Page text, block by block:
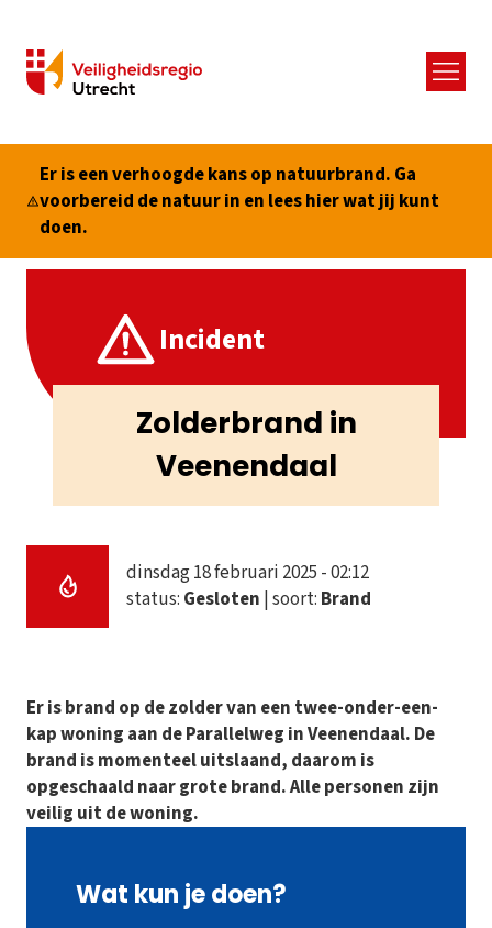
Menu
Er is een verhoogde kans op natuurbrand. Ga
voorbereid de natuur in en lees hier wat jij kunt
doen.
Incident
Zolderbrand in
Veenendaal
dinsdag 18 februari 2025 - 02:12
status: Gesloten | soort: Brand
Er is brand op de zolder van een twee-onder-een-
kap woning aan de Parallelweg in Veenendaal. De
brand is momenteel uitslaand, daarom is
opgeschaald naar grote brand. Alle personen zijn
veilig uit de woning.
Wat kun je doen?